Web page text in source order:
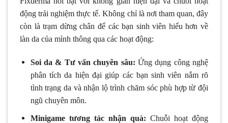
động trải nghiệm thực tế. Không chỉ là nơi tham quan, đây
còn là trạm dừng chân để các bạn sinh viên hiểu hơn về
làn da của mình thông qua các hoạt động:
Soi da & Tư vấn chuyên sâu:Ứng dụng công nghệ
phân tích da hiện đại giúp các bạn sinh viên nắm rõ
tình trạng da và nhận lộ trình chăm sóc phù hợp từ đội
ngũ chuyên môn.
Minigame tương tác nhận quà: Chuỗi hoạt động